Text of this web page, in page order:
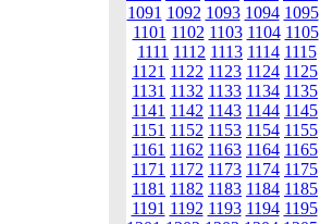
1091 1092 1093 1094 1095
1101 1102 1103 1104 1105
1111 1112 1113 1114 1115
1121 1122 1123 1124 1125
1131 1132 1133 1134 1135
1141 1142 1143 1144 1145
1151 1152 1153 1154 1155
1161 1162 1163 1164 1165
1171 1172 1173 1174 1175
1181 1182 1183 1184 1185
1191 1192 1193 1194 1195